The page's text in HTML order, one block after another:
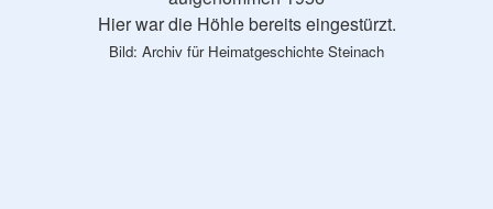
Hier war die Höhle bereits eingestürzt.
Bild: Archiv für Heimatgeschichte Steinach